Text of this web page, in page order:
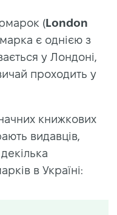
(London
є однією з
у Лондоні,
проходить у
книжкових
видавців,
в Україні: